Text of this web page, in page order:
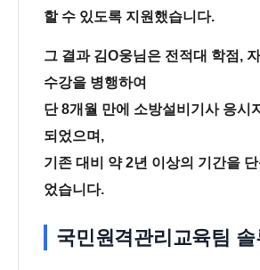
할 수 있도록 지원했습니다.
그 결과 김O웅님은 전적대 학점,
수강을 병행하여
단 8개월 만에 소방설비기사 응시
되었으며,
기존 대비 약 2년 이상의 기간을
었습니다.
국민원격관리교육팀 솔